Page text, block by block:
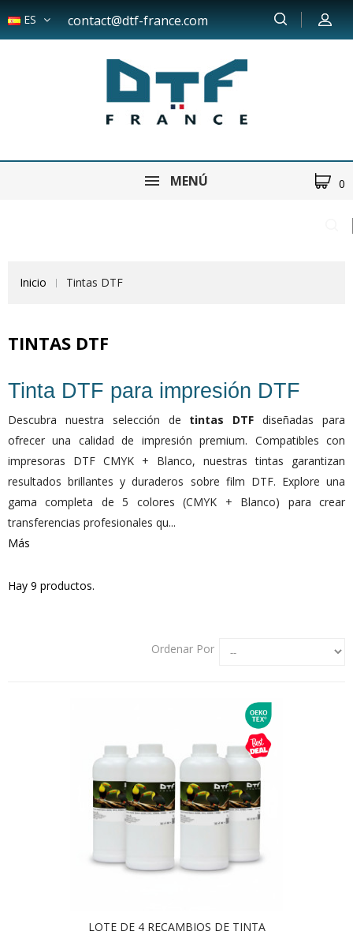
ES contact@dtf-france.com
MENÚ 0
Inicio Tintas DTF
TINTAS DTF
Tinta DTF para impresión DTF
Descubra nuestra selección de tintas DTF diseñadas para
ofrecer una calidad de impresión premium. Compatibles con
impresoras DTF CMYK + Blanco, nuestras tintas garantizan
resultados brillantes y duraderos sobre film DTF. Explore una
gama completa de 5 colores (CMYK + Blanco) para crear
transferencias profesionales qu...
Más
Hay 9 productos.
Ordenar Por
LOTE DE 4 RECAMBIOS DE TINTA